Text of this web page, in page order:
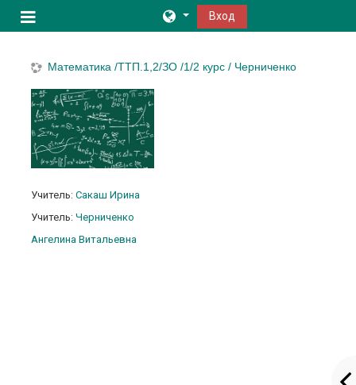
Боковая панель
Вход
Математика /ТТП.1,2/ЗО /1/2 курс / Черниченко
Учитель:Сакаш Ирина
Учитель:Черниченко
Ангелина Витальевна